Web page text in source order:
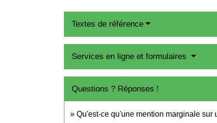
Textes de référence
Services en ligne et formulaires
Questions ? Réponses !
Qu'est-ce qu'une mention marginale sur